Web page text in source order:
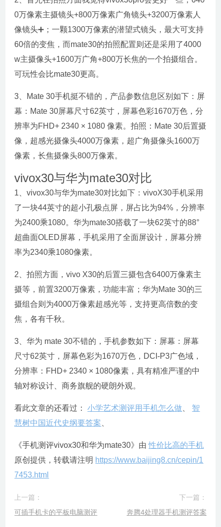
0万像素主摄镜头+800万像素广角镜头+3200万像素人
像镜头➕；一颗1300万像素的潜望式镜头，最大可支持
60倍的变焦，而mate30的拍照配置则还是采用了4000
w主摄像头+1600万广角+800万长焦的一个拍摄组合。
可玩性会比mate30更高。
3、Mate 30手机挺不错的，产品参数信息区别如下：屏
幕：Mate 30屏幕尺寸62英寸，屏幕色彩1670万色，分
辨率为FHD+ 2340 × 1080 像素。拍照：Mate 30后置摄
像，超感光摄像头4000万像素，超广角摄像头1600万
像素，长焦摄像头800万像素。
vivox30与华为mate30对比
1、vivox30与华为mate30对比如下：vivoX30手机采用
了一块44英寸的超小孔极点屏，屏占比为94%，分辨率
为2400乘1080。华为mate30搭载了一块62英寸的88°
超曲面OLED屏幕，手机采用了全面屏设计，屏幕分辨
率为2340乘1080像素。
2、拍照方面，vivo X30的后置三摄包含6400万像素主
摄等，前置3200万像素，功能丰富；华为Mate 30的三
摄组合则为4000万像素超感光等，支持更高倍数的变
焦，各有千秋。
3、华为 mate 30不错的，手机参数如下：屏幕：屏幕
尺寸62英寸，屏幕色彩为1670万色，DCI-P3广色域，
分辨率：FHD+ 2340 × 1080像素，具有精准严谨的中
轴对称设计、商务旗舰的硬朗外观。
看此文章的还看过：小学艺术测评用手机怎么做
智
慧树中国近代史纲要答案
《手机测评vivox30和华为mate30》由性价比高的手机
原创提供，转载请注明 https://www.baijing8.cn/cepin/1
7453.html
上一篇：
可插手机卡的平板电脑测评
下一篇：
奔腾4处理器手机测评答案